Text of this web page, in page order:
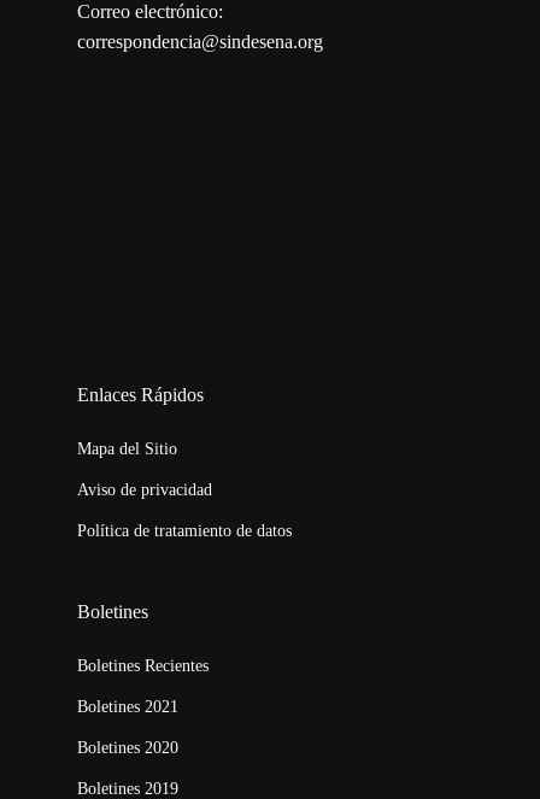
Correo electrónico:
correspondencia@sindesena.org
Enlaces Rápidos
Mapa del Sitio
Aviso de privacidad
Política de tratamiento de datos
Boletines
Boletines Recientes
Boletines 2021
Boletines 2020
Boletines 2019